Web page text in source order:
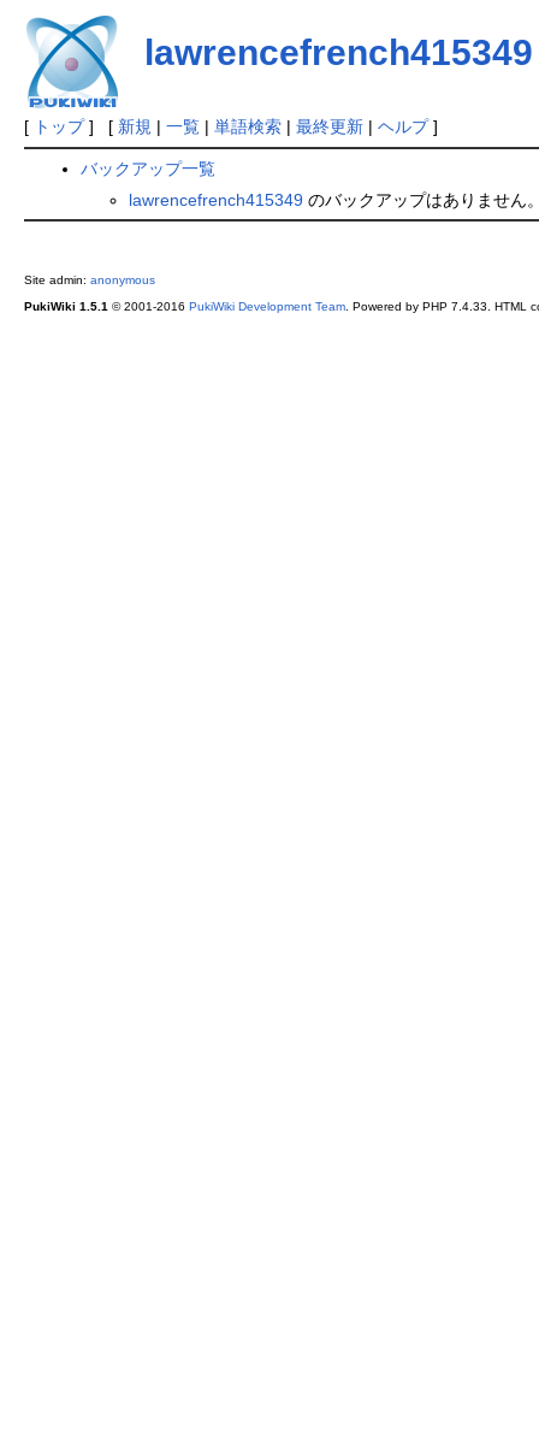
lawrencefrench415349
[ トップ] [ 新規 | 一覧| 単語検索| 最終更新| ヘルプ]
バックアップ一覧
lawrencefrench415349のバックアップはありません
Site admin: anonymous
PukiWiki 1.5.1 © 2001-2016 PukiWiki Development Team. Powered by PHP 7.4.33. HTML